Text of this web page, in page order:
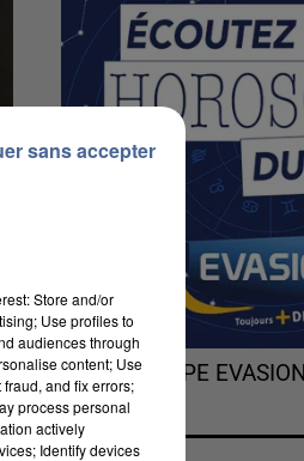
L'HOROSCOPE EVASION
Store and/or
Use profiles to
audiences through
content; Use
and fix errors;
process personal
actively
Identify devices
sans accepter